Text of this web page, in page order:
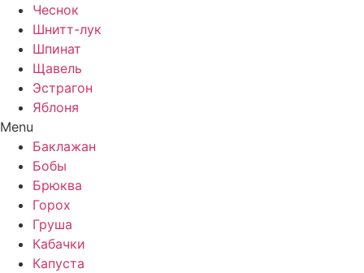
Чеснок
Шнитт-лук
Шпинат
Щавель
Эстрагон
Яблоня
Menu
Баклажан
Бобы
Брюква
Горох
Груша
Кабачки
Капуста